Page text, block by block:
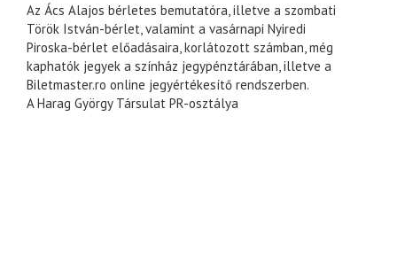
Az Ács Alajos bérletes bemutatóra, illetve a szombati
Török István-bérlet, valamint a vasárnapi Nyiredi
Piroska-bérlet előadásaira, korlátozott számban, még
kaphatók jegyek a színház jegypénztárában, illetve a
Biletmaster.ro online jegyértékesítő rendszerben.
A Harag György Társulat PR-osztálya